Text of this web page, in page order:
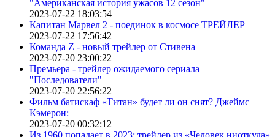
"Американская история ужасов 12 сезон"
2023-07-22 18:03:54
Капитан Марвел 2 - поединок в космосе ТРЕЙЛЕР
2023-07-22 17:56:42
Команда Z - новый трейлер от Стивена
2023-07-20 23:00:22
Премьера - трейлер ожидаемого сериала
"Последователи"
2023-07-20 22:56:22
Фильм батискаф «Титан» будет ли он снят? Джеймс
Кэмерон:
2023-07-20 00:32:12
Из 1960 попадает в 2023: трейлер из «Человек ниоткуда»